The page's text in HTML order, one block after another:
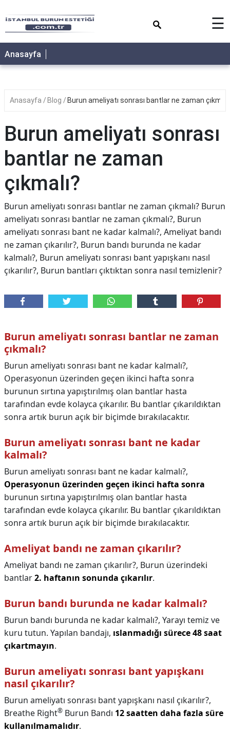
☰
Anasayfa
Anasayfa Blog Burun ameliyatı sonrası bantlar ne zaman
Burun ameliyatı sonrası
bantlar ne zaman
çıkmalı?
Burun ameliyatı sonrası bantlar ne zaman çıkmalı? Burun
ameliyatı sonrası bantlar ne zaman çıkmalı?, Burun
ameliyatı sonrası bant ne kadar kalmalı?, Ameliyat bandı
ne zaman çıkarılır?, Burun bandı burunda ne kadar
kalmalı?, Burun ameliyatı sonrası bant yapışkanı nasıl
çıkarılır?, Burun bantları çıktıktan sonra nasıl temizlenir?
Burun ameliyatı sonrası bantlar ne zaman
çıkmalı?
Burun ameliyatı sonrası bant ne kadar kalmalı?,
Operasyonun üzerinden geçen ikinci hafta sonra
burunun sırtına yapıştırılmış olan bantlar hasta
tarafından evde kolayca çıkarılır. Bu bantlar çıkarıldıktan
sonra artık burun açık bir biçimde bırakılacaktır.
Burun ameliyatı sonrası bant ne kadar
kalmalı?
Burun ameliyatı sonrası bant ne kadar kalmalı?,
Operasyonun üzerinden geçen ikinci hafta sonra
burunun sırtına yapıştırılmış olan bantlar hasta
tarafından evde kolayca çıkarılır. Bu bantlar çıkarıldıktan
sonra artık burun açık bir biçimde bırakılacaktır.
Ameliyat bandı ne zaman çıkarılır?
Ameliyat bandı ne zaman çıkarılır?, Burun üzerindeki
bantlar2. haftanın sonunda çıkarılır.
Burun bandı burunda ne kadar kalmalı?
Burun bandı burunda ne kadar kalmalı?, Yarayı temiz ve
kuru tutun. Yapılan bandajı, ıslanmadığı sürece 48 saat
çıkartmayın.
Burun ameliyatı sonrası bant yapışkanı
nasıl çıkarılır?
Burun ameliyatı sonrası bant yapışkanı nasıl çıkarılır?,
Breathe Right® Burun Bandı 12 saatten daha fazla süre
kullanılmamalıdır.